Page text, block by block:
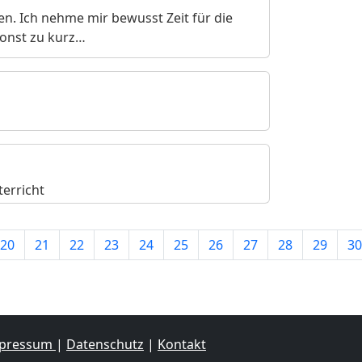
Ich nehme mir bewusst Zeit für die
zu kurz…
20 21 22 23 24 25 26 27 28 29 30
| Datenschutz | Kontakt